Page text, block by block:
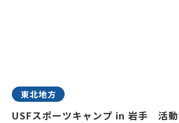
東北地方
USFスポーツキャンプ in 岩手 活